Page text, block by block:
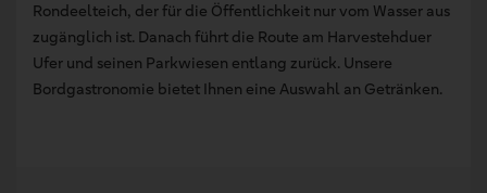
Rondeelteich, der für die Öffentlichkeit nur vom Wasser aus
zugänglich ist. Danach führt die Route am Harvestehduer
Ufer und seinen Parkwiesen entlang zurück. Unsere
Bordgastronomie bietet Ihnen eine Auswahl an Getränken.